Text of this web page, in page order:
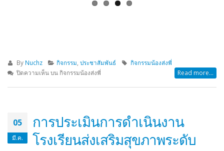
By Nuchz กิจกรรม ,ประชาสัมพันธ์
กิจกรรมน้องส่งพี่
ปิดความเห็นบน กิจกรรมน้องส่งพี่ Read more...
05
มี.ค.
การประเมินการดำเนินงาน
โรงเรียนส่งเสริมสุขภาพระดับ